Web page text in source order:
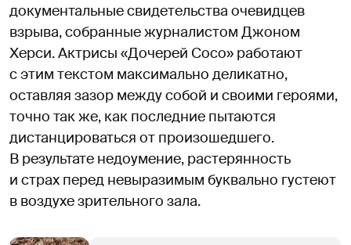
документальные свидетельства очевидцев
взрыва, собранные журналистом Джоном
Херси. Актрисы «Дочерей Сосо» работают
с этим текстом максимально деликатно,
оставляя зазор между собой и своими героями,
точно так же, как последние пытаются
дистанцироваться от произошедшего.
В результате недоумение, растерянность
и страх перед невыразимым буквально густеют
в воздухе зрительного зала.